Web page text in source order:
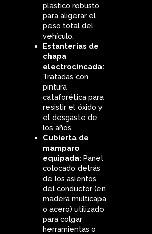
plástico robusto
para aligerar el
peso total del
vehículo.
Estanterías de
chapa
electrocincada:
Tratadas con
pintura
cataforética para
resistir el óxido y
el desgaste de
los años.
Cubierta de
mamparo
equipada: Panel
colocado detrás
de los asientos
del conductor (en
madera multicapa
o acero) utilizado
para colgar
herramientas o